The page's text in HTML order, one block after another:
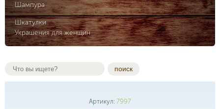
Шампура
Шкатулки
Украшения для женщин
поиск
Артикул: 7997